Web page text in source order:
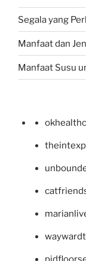
Segala yang
Manfaat dan
Manfaat Susu